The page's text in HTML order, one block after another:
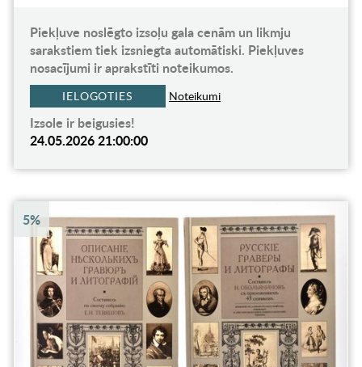
Piekļuve noslēgto izsoļu gala cenām un likmju
sarakstiem tiek izsniegta automātiski. Piekļuves
nosacījumi ir aprakstīti noteikumos.
IELOGOTIES Noteikumi
Izsole ir beigusies!
24.05.2026 21:00:00
5%